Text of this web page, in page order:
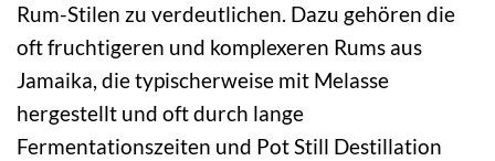
Rum-Stilen zu verdeutlichen. Dazu gehören die
oft fruchtigeren und komplexeren Rums aus
Jamaika, die typischerweise mit Melasse
hergestellt und oft durch lange
Fermentationszeiten und Pot Still Destillation